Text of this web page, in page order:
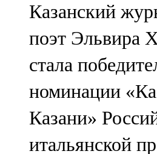
Минзәлә
107,3 FM
Мөслим
100,0 FM
Нурлат
Казанский
поэт Эльвира
стала
номинации
Казани»
итальянской